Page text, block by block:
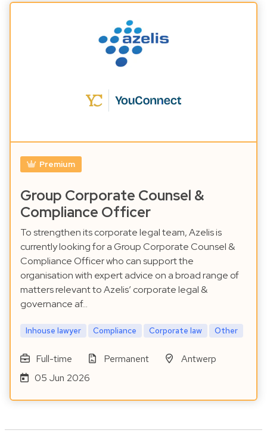
Premium
Group Corporate Counsel &
Compliance Officer
To strengthen its corporate legal team, Azelis is
currently looking for a Group Corporate Counsel &
Compliance Officer who can support the
organisation with expert advice on a broad range of
matters relevant to Azelis’ corporate legal &
governance af…
Inhouse lawyer Compliance Corporate law Other
Full-time Permanent
Antwerp
05 Jun 2026